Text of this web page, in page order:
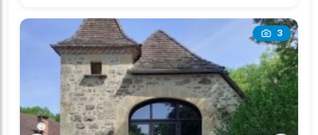
3